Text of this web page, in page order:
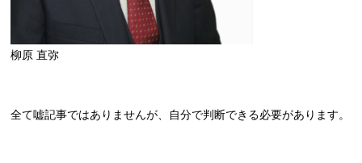
柳原 直弥
全て嘘記事ではありませんが、自分で判断できる必要があります。